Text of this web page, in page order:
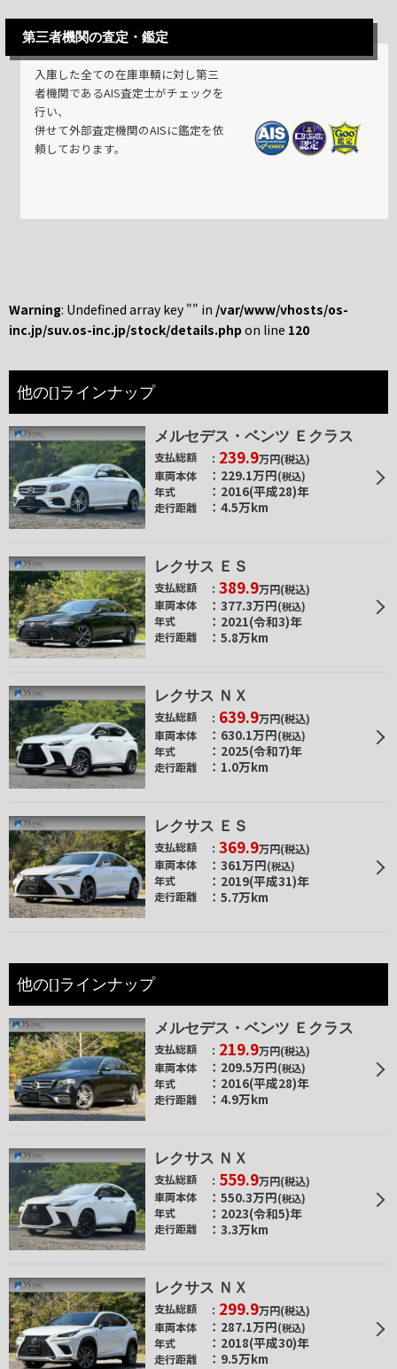
第三者機関の査定・鑑定
入庫した全ての在庫車輌に対し第三
者機関であるAIS査定士がチェックを
行い、
併せて外部査定機関のAISに鑑定を依
頼しております。
Warning: Undefined array key "" in /var/www/vhosts/os-
inc.jp/suv.os-inc.jp/stock/details.php on line 120
他の[]ラインナップ
メルセデス・ベンツ Ｅクラス
支払総額 239.9万円(税込)
車両本体
229.1万円(税込)
年式 2016(平成28)年
走行距離 4.5万km
レクサス ＥＳ
支払総額 389.9万円(税込)
車両本体
377.3万円(税込)
年式 2021(令和3)年
走行距離 5.8万km
レクサス ＮＸ
支払総額 639.9万円(税込)
車両本体
630.1万円(税込)
年式 2025(令和7)年
走行距離 1.0万km
レクサス ＥＳ
支払総額 369.9万円(税込)
車両本体
361万円(税込)
年式 2019(平成31)年
走行距離 5.7万km
他の[]ラインナップ
メルセデス・ベンツ Ｅクラス
支払総額 219.9万円(税込)
車両本体
209.5万円(税込)
年式 2016(平成28)年
走行距離 4.9万km
レクサス ＮＸ
支払総額 559.9万円(税込)
車両本体
550.3万円(税込)
年式 2023(令和5)年
走行距離 3.3万km
レクサス ＮＸ
支払総額 299.9万円(税込)
車両本体
287.1万円(税込)
年式 2018(平成30)年
走行距離 9.5万km